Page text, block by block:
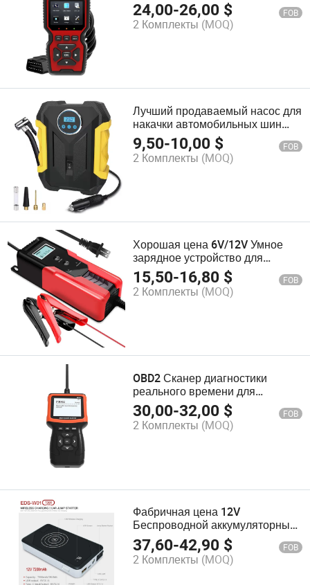
Автомобильные
диагностические инструменты
24,00-26,00 $ FOB
2 Комплекты (MOQ)
Лучший продаваемый насос для
накачки автомобильных шин
120psi с LED подсветкой
9,50-10,00 $ FOB
2 Комплекты (MOQ)
Хорошая цена 6V/12V Умное
зарядное устройство для
автомобилей и мотоциклов
Интеллектуальное зарядное
устройство для ремонта
15,50-16,80 $ FOB
2 Комплекты (MOQ)
OBD2 Сканер диагностики
реального времени для
тестирования автомобилей,
детектор неисправностей OBD II
Eobd, считыватель кодов,
30,00-32,00 $ FOB
2 Комплекты (MOQ)
Фабричная цена 12V
Беспроводной аккумуляторный
стартер для автомобиля в
экстренных ситуациях
37,60-42,90 $ FOB
2 Комплекты (MOQ)